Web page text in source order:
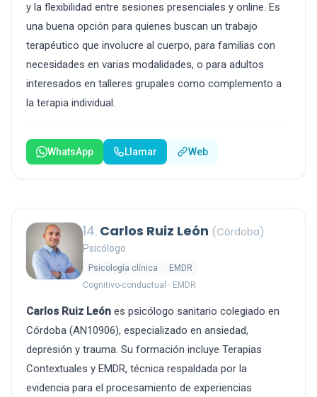
y la flexibilidad entre sesiones presenciales y online. Es
una buena opción para quienes buscan un trabajo
terapéutico que involucre al cuerpo, para familias con
necesidades en varias modalidades, o para adultos
interesados en talleres grupales como complemento a
la terapia individual.
WhatsApp Llamar Web
14. Carlos Ruiz León (Córdoba)
Psicólogo
Psicología clínica
EMDR
Cognitivo-conductual · EMDR
Carlos Ruiz León es psicólogo sanitario colegiado en
Córdoba (AN10906), especializado en ansiedad,
depresión y trauma. Su formación incluye Terapias
Contextuales y EMDR, técnica respaldada por la
evidencia para el procesamiento de experiencias